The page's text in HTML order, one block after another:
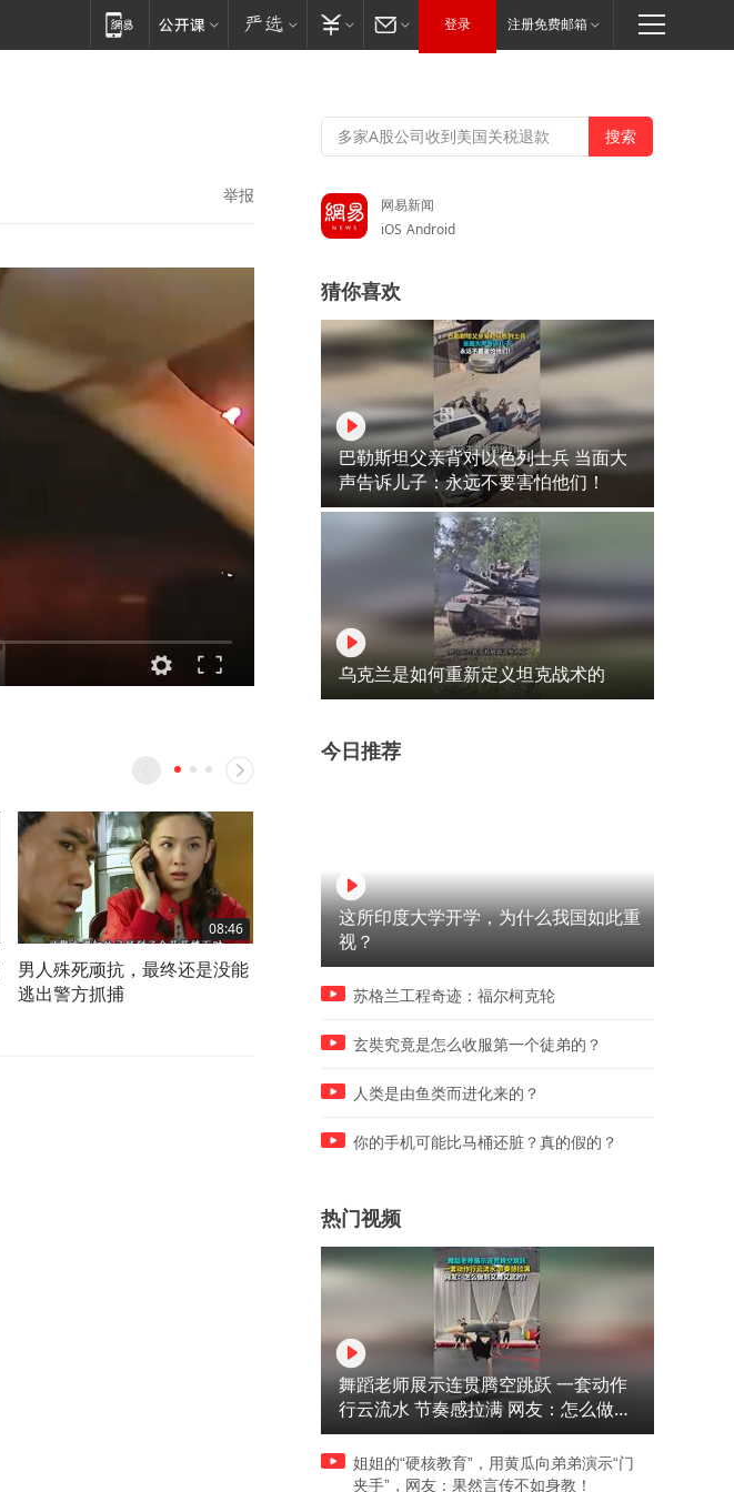
登录 注册免费邮箱
举报
08:46
男人殊死顽抗，最终还是没能
逃出警方抓捕
09:50
男人为了20万竟然跑去酒店刺
杀黑老大
男人第一次去 就险些为自己
好奇心付出代价
网易新闻
iOS Android
猜你喜欢
巴勒斯坦父亲背对以色列士兵 当面大
声告诉儿子：永远不要害怕他们！
乌克兰是如何重新定义坦克战术的
今日推荐
这所印度大学开学，为什么我国如此重
视？
苏格兰工程奇迹：福尔柯克轮
玄奘究竟是怎么收服第一个徒弟的？
人类是由鱼类而进化来的？
你的手机可能比马桶还脏？真的假的？
热门视频
舞蹈老师展示连贯腾空跳跃 一套动作
行云流水 节奏感拉满 网友：怎么做到
又舞又武的？
姐姐的“硬核教育”，用黄瓜向弟弟演示“门
夹手”，网友：果然言传不如身教！